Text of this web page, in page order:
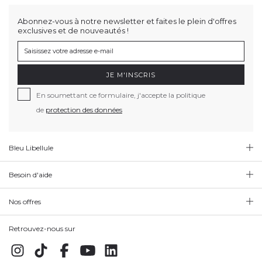
Abonnez-vous à notre newsletter et faites le plein d'offres
exclusives et de nouveautés !
JE M'INSCRIS
En soumettant ce formulaire, j'accepte la politique
de protection des données
Bleu Libellule
Besoin d'aide
Nos offres
Retrouvez-nous sur